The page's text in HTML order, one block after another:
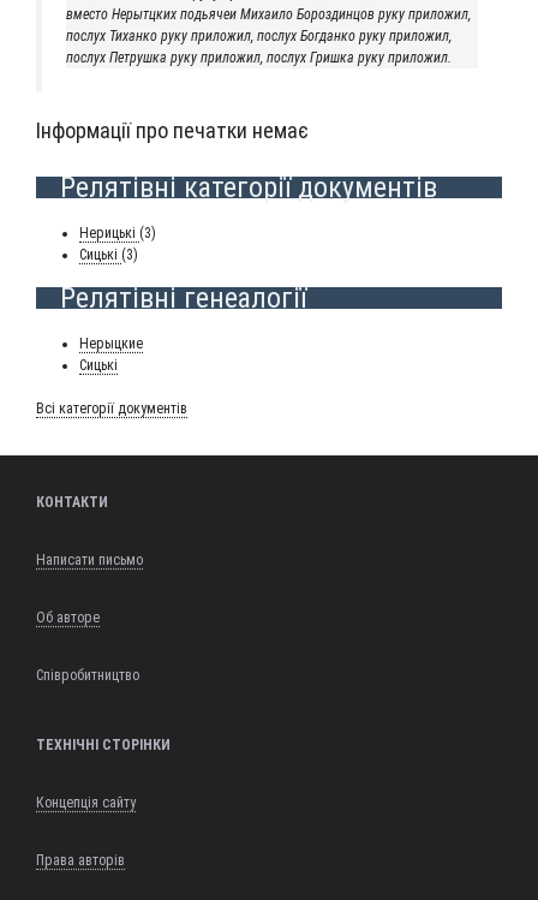
вме­сто Нерытц­ких подья­чеи Миха­и­ло Бороз­дин­цов руку при­ло­жил,
послух Тихан­ко руку при­ло­жил, послух Бог­дан­ко руку при­ло­жил,
послух Пет­руш­ка руку при­ло­жил, послух Гриш­ка руку приложил.
Інформації про печатки немає
Релятівні категорії документів
Нери­ць­кі (3)
Сиць­кі (3)
Релятівні генеалогії
Нерыц­кие
Сиць­кі
Всі кате­горії документів
КОНТАКТИ
Написати письмо
Об авторе
Співробитництво
ТЕХНІЧНІ СТОРІНКИ
Концепція сайту
Права авторів